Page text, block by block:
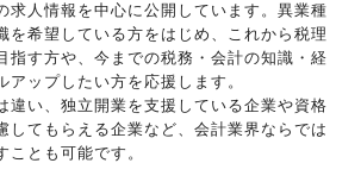
求人情報を中心に公開しています。異業種
を希望している方をはじめ、これから税理
指す方や、今までの税務・会計の知識・経
アップしたい方を応援します。
違い、独立開業を支援している企業や資格
してもらえる企業など、会計業界ならでは
ことも可能です。